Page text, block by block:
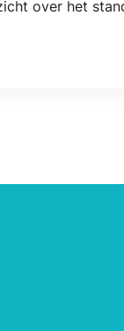
over het